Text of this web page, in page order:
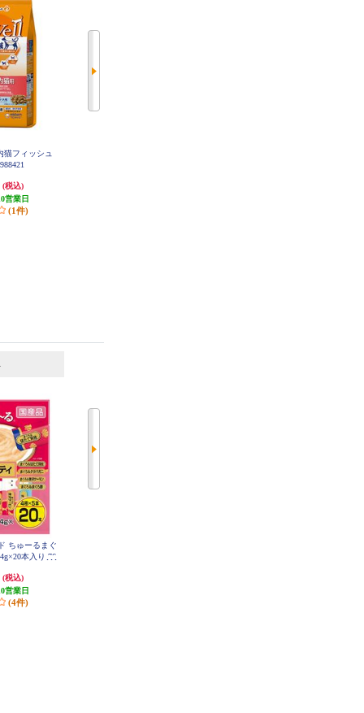
猫フィッシュ
(税込)
営業日
(1件)
ちゅーるまぐ
本入り 76
(税込)
営業日
(4件)